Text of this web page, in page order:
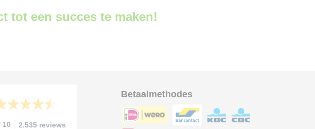
tot een succes te maken!
10 2.535 reviews
Betaalmethodes